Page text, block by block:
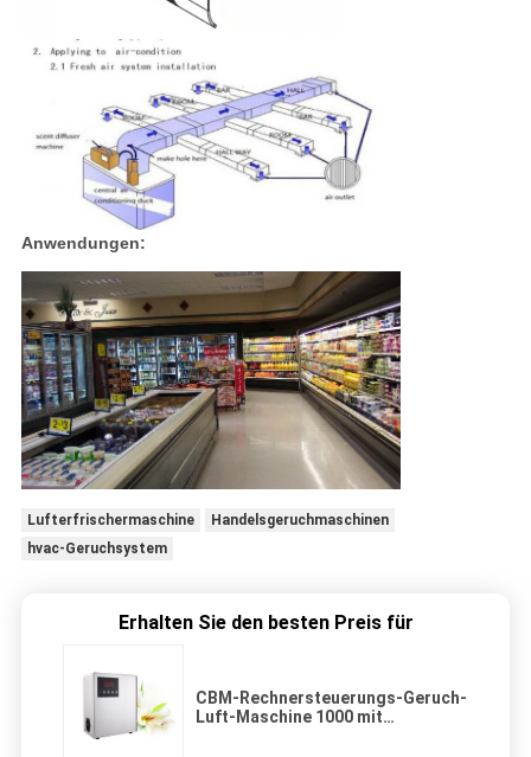
Anwendungen:
Lufterfrischermaschine
Handelsgeruchmaschinen
hvac-Geruchsystem
Erhalten Sie den besten Preis für
CBM-Rechnersteuerungs-Geruch-
Luft-Maschine 1000 mit